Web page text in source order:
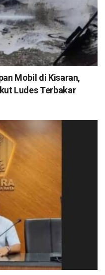
Mobil di Kisaran,
Ludes Terbakar